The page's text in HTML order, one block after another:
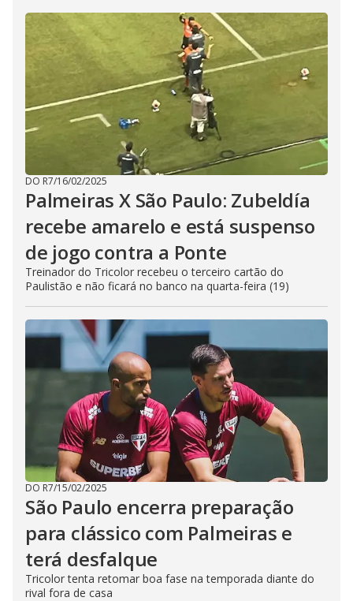
DO R7/16/02/2025
Palmeiras X São Paulo: Zubeldía
recebe amarelo e está suspenso
de jogo contra a Ponte
Treinador do Tricolor recebeu o terceiro cartão do
Paulistão e não ficará no banco na quarta-feira (19)
DO R7/15/02/2025
São Paulo encerra preparação
para clássico com Palmeiras e
terá desfalque
Tricolor tenta retomar boa fase na temporada diante do
rival fora de casa